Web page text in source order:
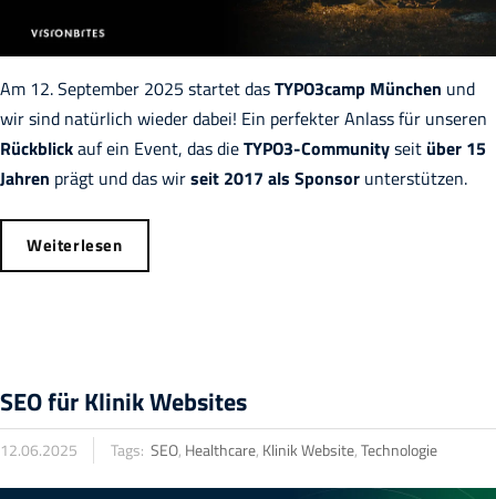
Am 12. September 2025 startet dasTYPO3camp München und
wir sind natürlich wieder dabei! Ein perfekter Anlass für unseren
Rückblickauf ein Event, das dieTYPO3-Communityseitüber 15
Jahren prägt und das wirseit 2017 als Sponsor unterstützen.
Weiterlesen
SEO für Klinik Websites
12.06.2025 Tags: SEO, Healthcare, Klinik Website,Technologie